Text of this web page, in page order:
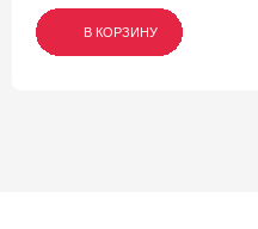
В КОРЗИНУ
В КОРЗИНУ
В КОРЗИНУ